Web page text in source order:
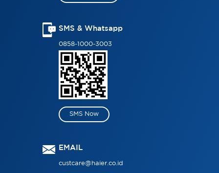
SMS & Whatsapp
0858-1000-3003
SMS Now
EMAIL
custcare@haier.co.id